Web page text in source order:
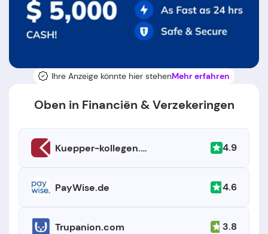
Ihre Anzeige könnte hier stehenMehr erfahren
Oben in Financiën & Verzekeringen
Kuepper-kollegen.de 4.9
PayWise.de 4.6
Trupanion.com 3.8